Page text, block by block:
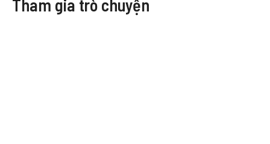
Tham gia trò chuyện